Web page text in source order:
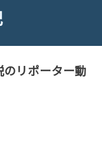
のリポーター動